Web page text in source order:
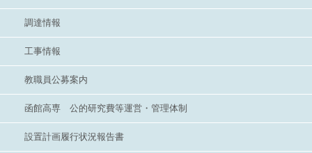
調達情報
工事情報
教職員公募案内
函館高専 公的研究費等運営・管理体制
設置計画履行状況報告書